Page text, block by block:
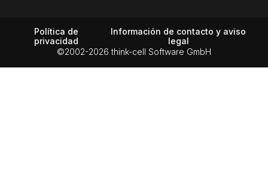
©2002-2026 think-cell Software GmbH
Política de
privacidad
Información de contacto y aviso
legal